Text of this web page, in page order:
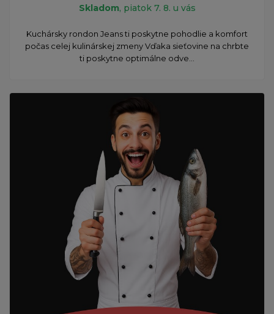
Skladom, piatok 7. 8. u vás
Kuchársky rondon Jeans ti poskytne pohodlie a komfort
počas celej kulinárskej zmeny Vďaka sieťovine na chrbte
ti poskytne optimálne odve...